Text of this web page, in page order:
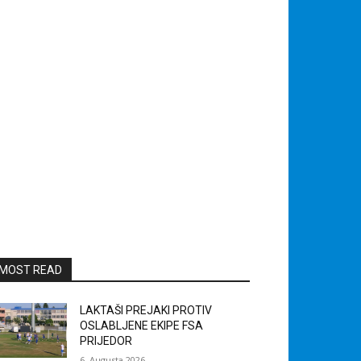
READ
LAKTAŠI PREJAKI PROTIV
OSLABLJENE EKIPE FSA
PRIJEDOR